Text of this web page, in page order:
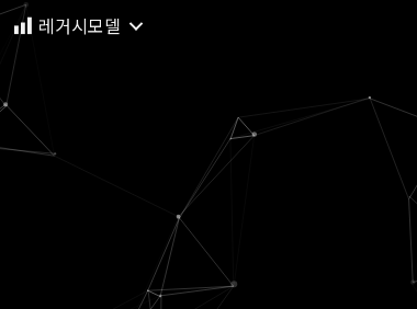
레거시모델